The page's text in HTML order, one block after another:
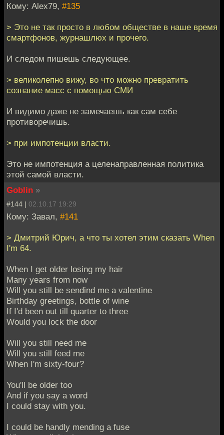
Кому: Alex79, #135
> Это не так просто в любом обществе в наше время
смартфонов, журнашлюх и прочего.
И следом пишешь следующее.
> великолепно вижу, во что можно превратить
сознание масс с помощью СМИ
И видимо даже не замечаешь как сам себе
противоречишь.
> при импотенции власти.
Это не импотенция а целенаправленная политика
этой самой власти.
Goblin »
#144 | 02.10.17 19:29
Кому: Завал, #141
> Дмитрий Юрич, а что ты хотел этим сказать When
I'm 64.
When I get older losing my hair
Many years from now
Will you still be sendind me a valentine
Birthday greetings, bottle of wine
If I'd been out till quarter to three
Would you lock the door
Will you still need me
Will you still feed me
When I'm sixty-four?
You'll be older too
And if you say a word
I could stay with you.
I could be handly mending a fuse